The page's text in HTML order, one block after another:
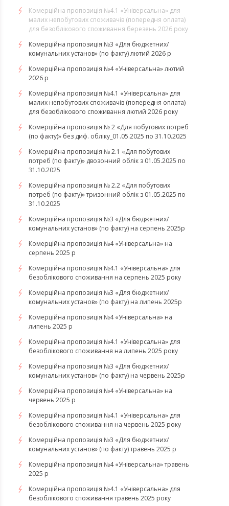
Комерційна пропозиція №4.1 «Універсальна» для
малих непобутових споживачів (попередня оплата)
для безоблікового споживання березень 2026 року
Комерційна пропозиція №3 «Для бюджетних/
комунальних установ» (по факту) лютий 2026 р
Комерційна пропозиція №4 «Універсальна» лютий
2026 р
Комерційна пропозиція №4.1 «Універсальна» для
малих непобутових споживачів (попередня оплата)
для безоблікового споживання лютий 2026 року
Комерційна пропозиція № 2 «Для побутових потреб
(по факту)» без диф. обліку_01.05.2025 по 31.10.2025
Комерційна пропозиція № 2.1 «Для побутових
потреб (по факту)» двозонний облік з 01.05.2025 по
31.10.2025
Комерційна пропозиція № 2.2 «Для побутових
потреб (по факту)» тризонний облік з 01.05.2025 по
31.10.2025
Комерційна пропозиція №3 «Для бюджетних/
комунальних установ» (по факту) на серпень 2025р
Комерційна пропозиція №4 «Універсальна» на
серпень 2025 р
Комерційна пропозиція №4.1 «Універсальна» для
безоблікового споживання на серпень 2025 року
Комерційна пропозиція №3 «Для бюджетних/
комунальних установ» (по факту) на липень 2025р
Комерційна пропозиція №4 «Універсальна» на
липень 2025 р
Комерційна пропозиція №4.1 «Універсальна» для
безоблікового споживання на липень 2025 року
Комерційна пропозиція №3 «Для бюджетних/
комунальних установ» (по факту) на червень 2025р
Комерційна пропозиція №4 «Універсальна» на
червень 2025 р
Комерційна пропозиція №4.1 «Універсальна» для
безоблікового споживання на червень 2025 року
Комерційна пропозиція №3 «Для бюджетних/
комунальних установ» (по факту) травень 2025 р
Комерційна пропозиція №4 «Універсальна» травень
2025 р
Комерційна пропозиція №4.1 «Універсальна» для
безоблікового споживання травень 2025 року